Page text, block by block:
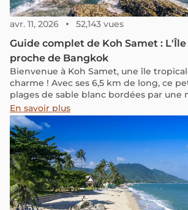
avr. 11, 2026 52,143 vues
Guide complet de Koh Samet :
proche de Bangkok
Bienvenue à Koh Samet, une île
charme ! Avec ses 6,5 km de long, ce
plages de sable blanc bordées par une
Facilement accessible depuis Bangkok
Samet séduit par sa nature préservée
détendue. Loin de la foule, explorez des criques aux eaux
cristallines ou parcourez en scooter des
traversant une jungle luxuriante. Entre
baignades rafraîchissantes et
fruits de mer, cette escale balnéaire
voyageurs en quête d’authenticité !
En savoir plus